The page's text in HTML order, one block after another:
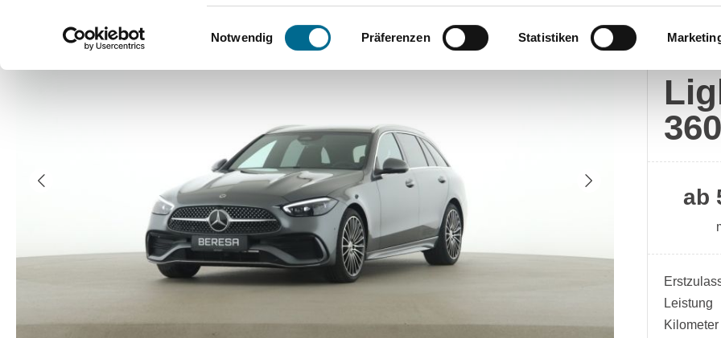
Einwilligungsauswahl
Notwendig Präferenzen Statistiken
C
360
ab
Leistung
Kilometer